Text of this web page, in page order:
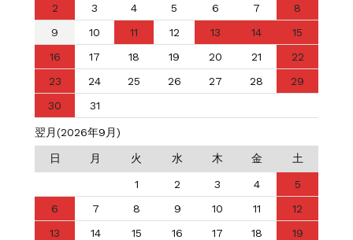
2
3 4 5 6 7
8
9
10 11 12 13 14
15
16
17 18 19 20 21
22
23
24 25 26 27 28
29
30
31
翌月(2026年9月)
日 月 火 水 木 金 土
1 2 3 4
5
6
7 8 9 10 11
12
13
14 15 16 17 18
19